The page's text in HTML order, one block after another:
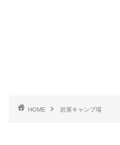
HOME 岩屋キャンプ場